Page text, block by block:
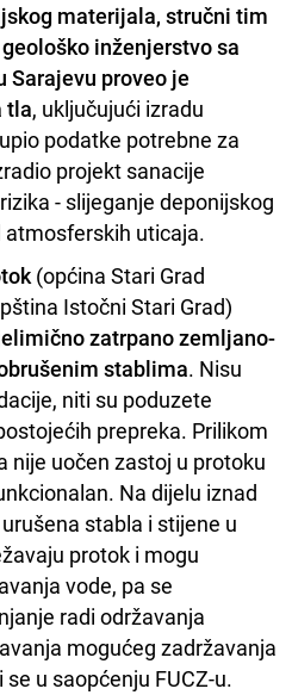
materijala, stručni tim
inženjerstvo sa
Sarajevu proveo je
tla, uključujući izradu
podatke potrebne za
projekt sanacije
- slijeganje deponijskog
uticaja.
(općina Stari Grad
Istočni Stari Grad)
zatrpano zemljano-
stablima. Nisu
niti su poduzete
prepreka. Prilikom
nije uočen zastoj u protoku
Na dijelu iznad
stabla i stijene u
protok i mogu
vode, pa se
radi održavanja
mogućeg zadržavanja
u saopćenju FUCZ-u.